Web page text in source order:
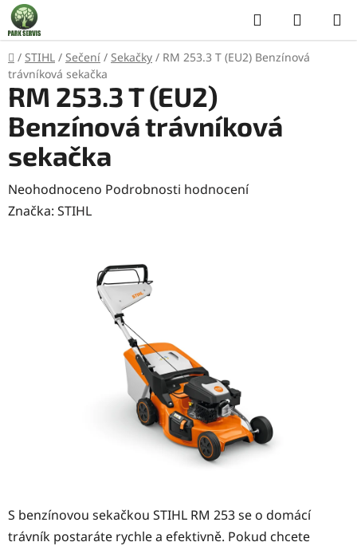
Přejít
na
obsah
Hledat
KOŠÍK
Domů
/ STIHL / Sečení / Sekačky / RM 253.3 T (EU2) Benzínová
trávníková sekačka
S benzínovou sekačkou STIHL RM 253 se o domácí
trávník postaráte rychle a efektivně. Pokud chcete
RM 253.3 T (EU2)
Benzínová trávníková
sekačka
Průměrné
hodnocení
Neohodnoceno Podrobnosti hodnocení
Značka: STIHL